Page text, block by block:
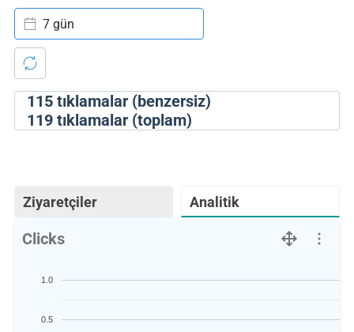
115tıklamalar (benzersiz)
119tıklamalar (toplam)
7 gün
Ziyaretçiler Analitik
Clicks
0.5
1.0